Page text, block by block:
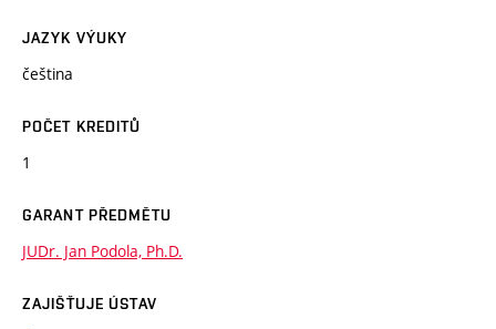
JAZYK VÝUKY
čeština
POČET KREDITŮ
1
GARANT PŘEDMĚTU
JUDr. Jan Podola, Ph.D.
ZAJIŠŤUJE ÚSTAV